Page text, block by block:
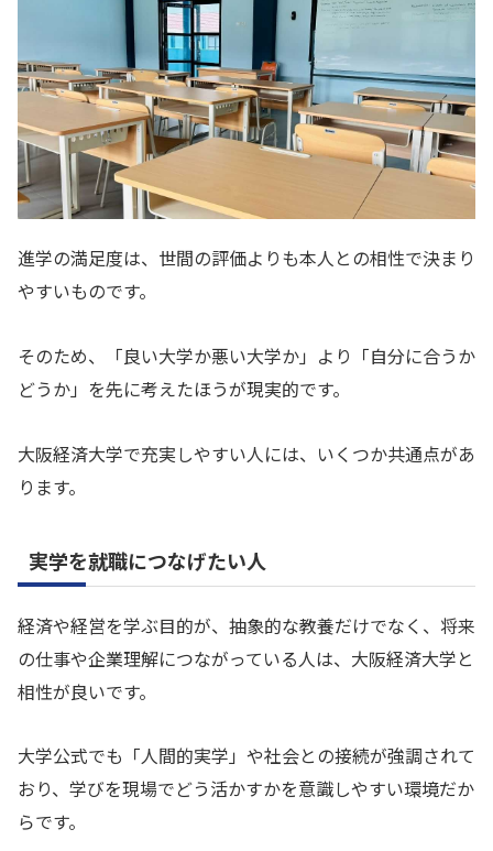
進学の満足度は、世間の評価よりも本人との相性で決まり
やすいものです。
そのため、「良い大学か悪い大学か」より「自分に合うか
どうか」を先に考えたほうが現実的です。
大阪経済大学で充実しやすい人には、いくつか共通点があ
ります。
実学を就職につなげたい人
経済や経営を学ぶ目的が、抽象的な教養だけでなく、将来
の仕事や企業理解につながっている人は、大阪経済大学と
相性が良いです。
大学公式でも「人間的実学」や社会との接続が強調されて
おり、学びを現場でどう活かすかを意識しやすい環境だか
らです。